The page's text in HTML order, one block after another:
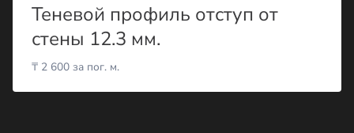
Теневой профиль отступ от
стены 12.3 мм.
₸ 2 600 за пог. м.